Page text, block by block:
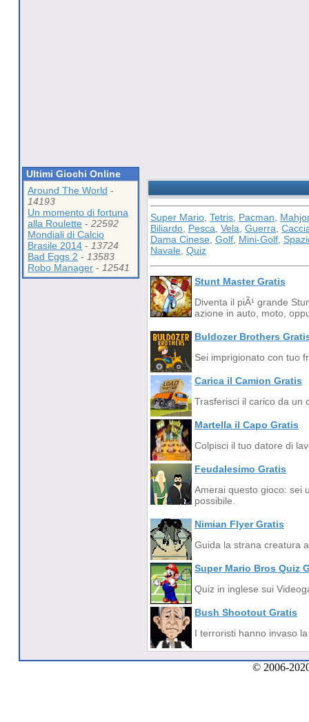
Ultimi Giochi Online
Around The World -
14193
Un momento di fortuna
alla Roulette - 22592
Mondiali di Calcio
Brasile 2014 - 13724
Bad Eggs 2 - 13583
Robo Manager - 12541
Super Mario Tetris Pacman
Biliardo Pesca Vela Guerra
Dama Cinese Golf Mini-Golf
Navale Quiz
Stunt Master Gratis
Diventa il piÃ¹ grande
azione in auto, moto,
Buldozer Brothers
Sei imprigionato con tuo
Carica il Camion Gratis
Trasferisci il carico da un
Martella il Capo Gratis
Colpisci il tuo datore di
Feudalesimo Gratis
Amerai questo gioco: sei
possibile.
Nimian Flyer Gratis
Guida la strana creatura
Super Mario Bros Quiz
Quiz in inglese sui
Bush Shootout Gratis
I terroristi hanno invaso
© 2006-